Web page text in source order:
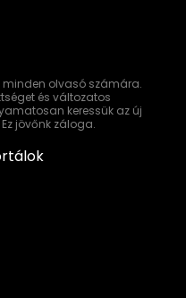
minden olvasó számára.
és változatos
keressük az új
jövőnk záloga.